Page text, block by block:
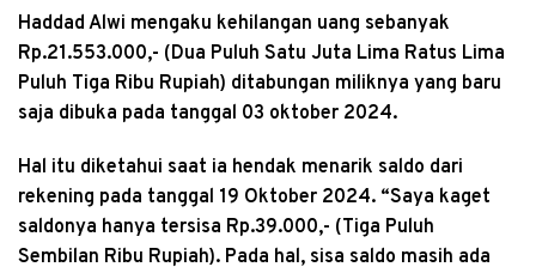
Haddad Alwi mengaku kehilangan uang sebanyak
Rp.21.553.000,- (Dua Puluh Satu Juta Lima Ratus Lima
Puluh Tiga Ribu Rupiah) ditabungan miliknya yang baru
saja dibuka pada tanggal 03 oktober 2024.
Hal itu diketahui saat ia hendak menarik saldo dari
rekening pada tanggal 19 Oktober 2024. “Saya kaget
saldonya hanya tersisa Rp.39.000,- (Tiga Puluh
Sembilan Ribu Rupiah). Pada hal, sisa saldo masih ada